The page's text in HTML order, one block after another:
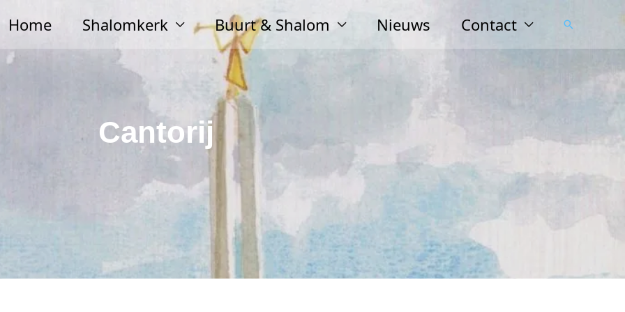
Home Shalomkerk Buurt & Shalom Nieuws Contact Zoeken
Cantorij